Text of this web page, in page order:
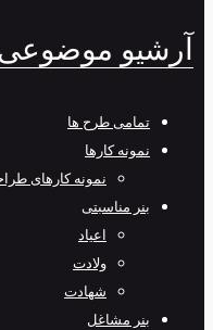
آرشیو
تمامی طرح‌ ها
نمونه کارها
نمونه کارهای
بنر مناسبتی
اعیاد
ولادت
شهادت
بنر مشاغل